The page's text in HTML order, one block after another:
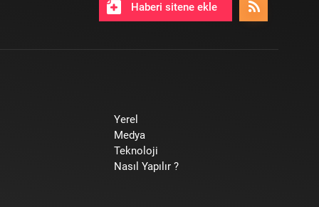
Haberi sitene ekle
Yerel
Medya
Teknoloji
Nasıl Yapılır ?